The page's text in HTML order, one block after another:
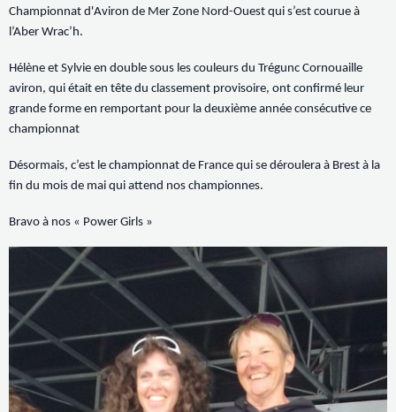
Championnat d'Aviron de Mer Zone Nord-Ouest qui s’est courue à
l’Aber Wrac’h.
Hélène et Sylvie en double sous les couleurs du Trégunc Cornouaille
aviron, qui était en tête du classement provisoire, ont confirmé leur
grande forme en remportant pour la deuxième année consécutive ce
championnat
Désormais, c’est le championnat de France qui se déroulera à Brest à la
fin du mois de mai qui attend nos championnes.
Bravo à nos « Power Girls »